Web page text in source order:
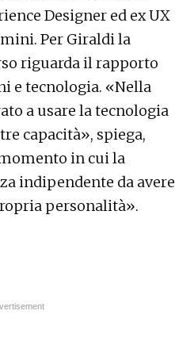
Designer ed ex UX
Per Giraldi la
riguarda il rapporto
e tecnologia. «Nella
a usare la tecnologia
capacità», spiega,
in cui la
indipendente da avere
personalità».